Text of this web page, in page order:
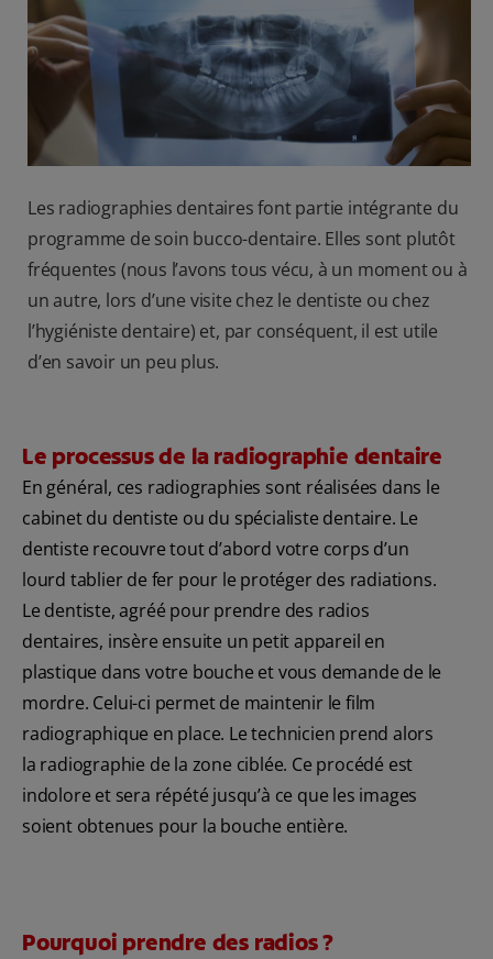
S’INSCRIRE
Les radiographies dentaires font partie intégrante du
programme de soin bucco-dentaire. Elles sont plutôt
fréquentes (nous l’avons tous vécu, à un moment ou à
un autre, lors d’une visite chez le dentiste ou chez
l’hygiéniste dentaire) et, par conséquent, il est utile
d’en savoir un peu plus.
Le processus de la radiographie dentaire
En général, ces radiographies sont réalisées dans le
cabinet du dentiste ou du spécialiste dentaire. Le
dentiste recouvre tout d’abord votre corps d’un
lourd tablier de fer pour le protéger des radiations.
Le dentiste, agréé pour prendre des radios
dentaires, insère ensuite un petit appareil en
plastique dans votre bouche et vous demande de le
mordre. Celui-ci permet de maintenir le film
radiographique en place. Le technicien prend alors
la radiographie de la zone ciblée. Ce procédé est
indolore et sera répété jusqu’à ce que les images
soient obtenues pour la bouche entière.
Pourquoi prendre des radios ?